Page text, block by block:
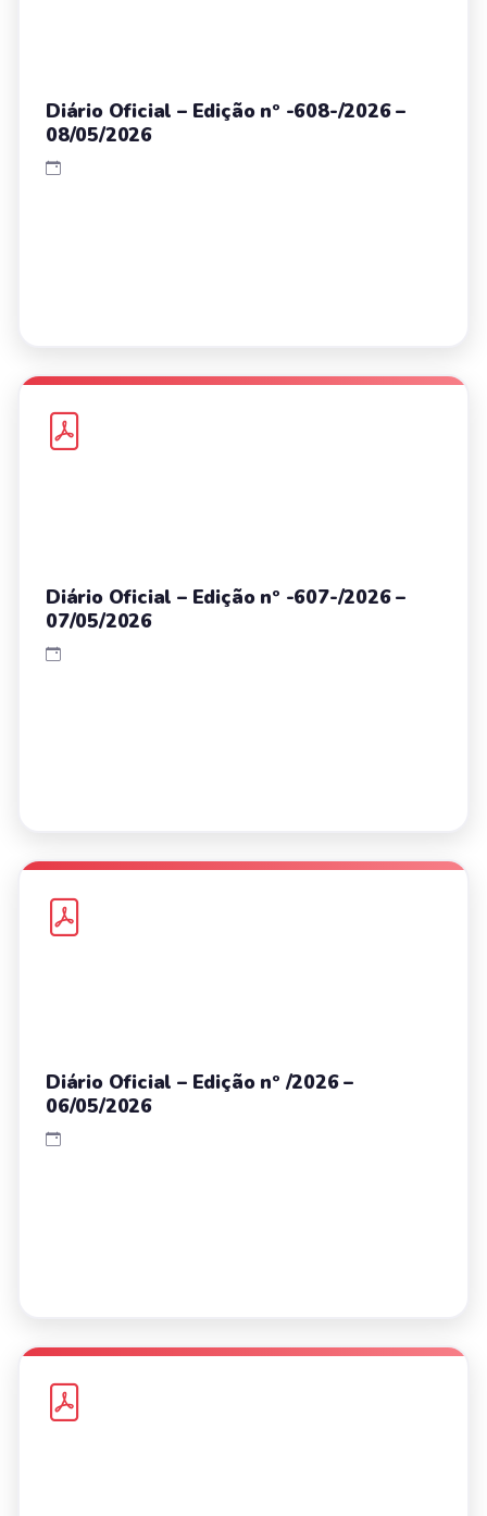
Diário Oficial – Edição nº -608-/2026 –
08/05/2026
Diário Oficial – Edição nº -607-/2026 –
07/05/2026
Diário Oficial – Edição nº /2026 –
06/05/2026